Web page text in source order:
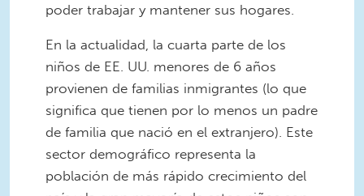
poder trabajar y mantener sus hogares.
En la actualidad, la cuarta parte de los
niños de EE. UU. menores de 6 años
provienen de familias inmigrantes (lo que
significa que tienen por lo menos un padre
de familia que nació en el extranjero). Este
sector demográfico representa la
población de más rápido crecimiento del